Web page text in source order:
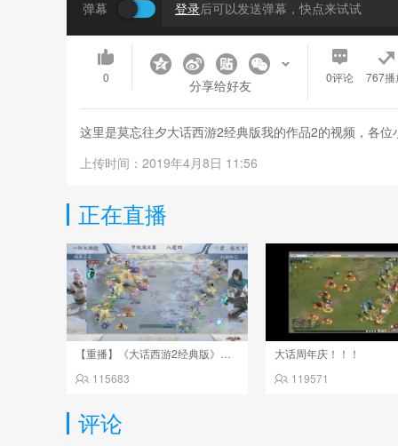
弹幕 登录后可以发送弹幕，快点来试试
0 分享给好友 0评论 767播
这里是莫忘往夕大话西游2经典版我的作品2的视频，各
上传时间：2019年4月8日 11:56
正在直播
115683
大话周年庆！！！
119571
评论